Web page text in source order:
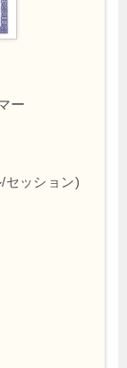
ー
セッション)